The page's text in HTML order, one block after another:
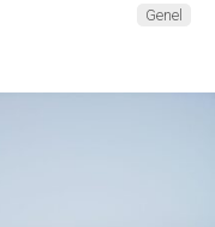
Genel